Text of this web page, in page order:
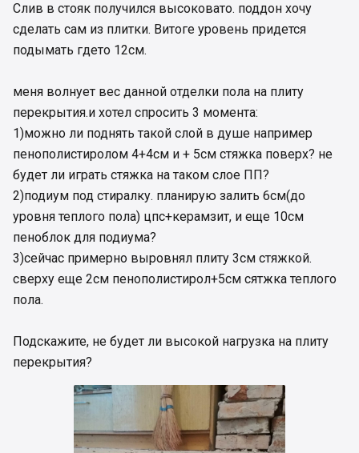
Слив в стояк получился высоковато. поддон хочу
сделать сам из плитки. Витоге уровень придется
подымать гдето 12см.
меня волнует вес данной отделки пола на плиту
перекрытия.и хотел спросить 3 момента:
1)можно ли поднять такой слой в душе например
пенополистиролом 4+4см и + 5см стяжка поверх? не
будет ли играть стяжка на таком слое ПП?
2)подиум под стиралку. планирую залить 6см(до
уровня теплого пола) цпс+керамзит, и еще 10см
пеноблок для подиума?
3)сейчас примерно выровнял плиту 3см стяжкой.
сверху еще 2см пенополистирол+5см сятжка теплого
пола.
Подскажите, не будет ли высокой нагрузка на плиту
перекрытия?